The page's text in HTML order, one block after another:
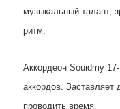
музыкальный талант,
ритм.
Аккордеон Souidmy
аккордов.
проводить время.